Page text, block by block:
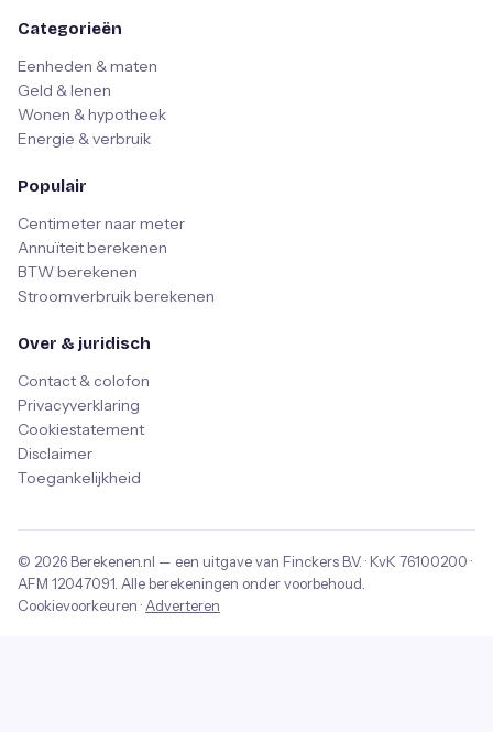
Categorieën
Eenheden & maten
Geld & lenen
Wonen & hypotheek
Energie & verbruik
Populair
Centimeter naar meter
Annuïteit berekenen
BTW berekenen
Stroomverbruik berekenen
Over & juridisch
Contact & colofon
Privacyverklaring
Cookiestatement
Disclaimer
Toegankelijkheid
© 2026 Berekenen.nl — een uitgave van Finckers B.V. · KvK 76100200 ·
AFM 12047091 . Alle berekeningen onder voorbehoud.
Cookievoorkeuren · Adverteren